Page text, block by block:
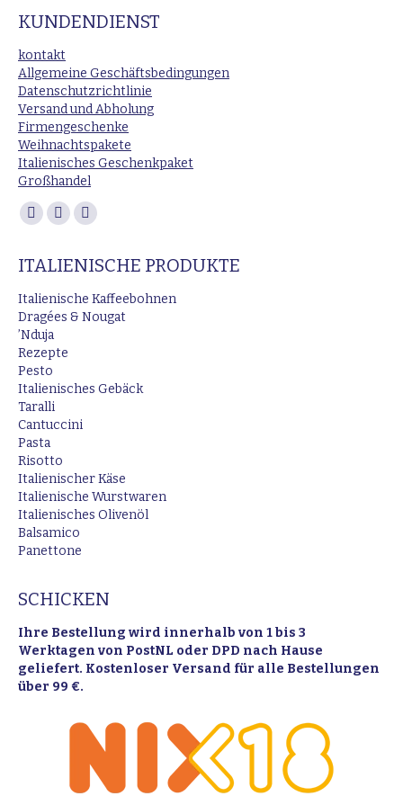
KUNDENDIENST
kontakt
Allgemeine Geschäftsbedingungen
Datenschutzrichtlinie
Versand und Abholung
Firmengeschenke
Weihnachtspakete
Italienisches Geschenkpaket
Großhandel
Finden Sie uns auf:
Facebook
opens
in
new
window
Instagram
opens
in
new
E-
page
opens
in
ITALIENISCHE PRODUKTE
Italienische Kaffeebohnen
Dragées & Nougat
’Nduja
Rezepte
Pesto
Italienisches Gebäck
Taralli
Cantuccini
Pasta
Risotto
Italienischer Käse
Italienische Wurstwaren
Italienisches Olivenöl
Balsamico
Panettone
SCHICKEN
Ihre Bestellung wird innerhalb von 1 bis 3
Werktagen von PostNL oder DPD nach Hause
geliefert. Kostenloser Versand für alle Bestellungen
über 99 €.